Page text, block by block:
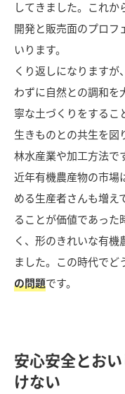
してきました。これか
開発と販売面のプロフ
いります。
くり返しになりますが、
わずに自然との調和を
寧な土づくりをするこ
生きものとの共生を図
林水産業や加工方法で
近年有機農産物の市場
める生産者さんも増え
ることが価値であった
く、形のきれいな有機
ました。この時代でど
の問題です。
安心安全とお
けない